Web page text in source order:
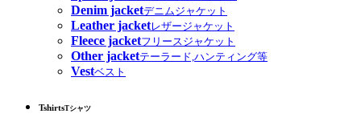
Denim jacketデニムジャケット
Leather jacketレザージャケット
Fleece jacketフリースジャケット
Other jacketテーラード,ハンティング等
Vestベスト
TshirtsTシャツ